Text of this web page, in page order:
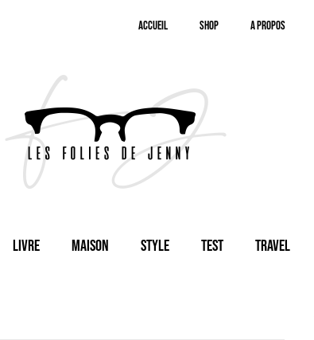
Accueil SHOP A Propos
Livre Maison Style Test Travel